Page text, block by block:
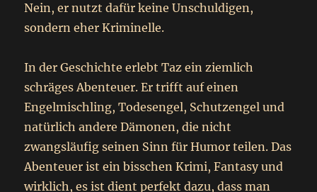
Nein, er nutzt dafür keine Unschuldigen,
sondern eher Kriminelle.
In der Geschichte erlebt Taz ein ziemlich
schräges Abenteuer. Er trifft auf einen
Engelmischling, Todesengel, Schutzengel und
natürlich andere Dämonen, die nicht
zwangsläufig seinen Sinn für Humor teilen. Das
Abenteuer ist ein bisschen Krimi, Fantasy und
wirklich, es ist dient perfekt dazu, dass man